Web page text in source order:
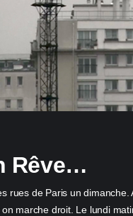
Rêve…
rues de Paris un dimanche.
marche droit. Le lundi